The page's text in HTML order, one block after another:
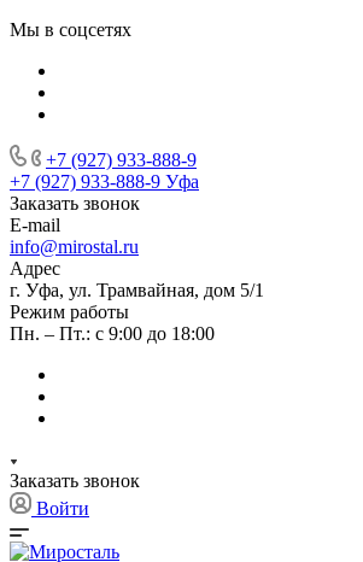
Мы в соцсетях
+7 (927) 933-888-9
+7 (927) 933-888-9 Уфа
Заказать звонок
E-mail
info@mirostal.ru
Адрес
г. Уфа, ул. Трамвайная, дом 5/1
Режим работы
Пн. – Пт.: с 9:00 до 18:00
Заказать звонок
Войти